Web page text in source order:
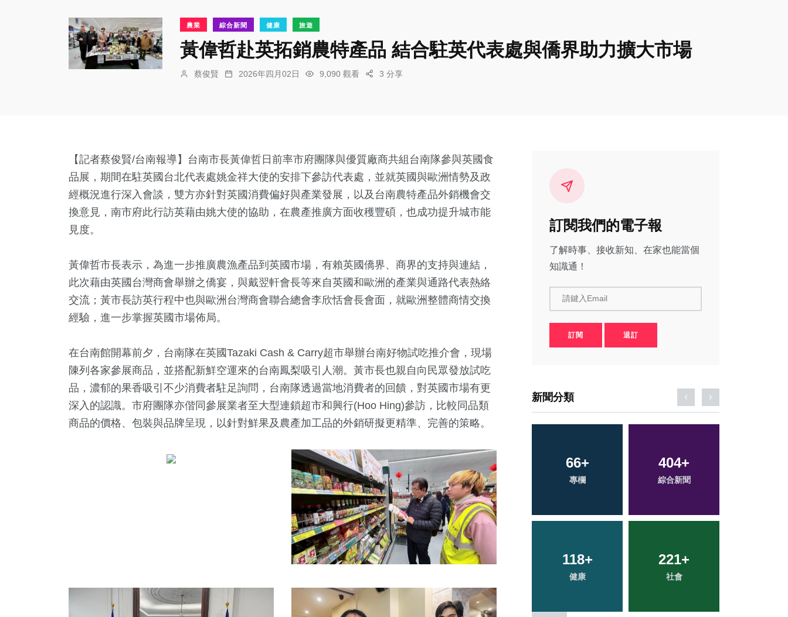
農業 綜合新聞 健康 旅遊
黃偉哲赴英拓銷農特產品 結合駐英代表處與僑界助力擴大市場
蔡俊賢 2026年四月02日 9,090 觀看 3 分享
【記者蔡俊賢/台南報導】台南市長黃偉哲日前率市府團隊與優質廠商共組台南隊參與英國食
品展，期間在駐英國台北代表處姚金祥大使的安排下參訪代表處，並就英國與歐洲情勢及政
經概況進行深入會談，雙方亦針對英國消費偏好與產業發展，以及台南農特產品外銷機會交
換意見，南市府此行訪英藉由姚大使的協助，在農產推廣方面收穫豐碩，也成功提升城市能
見度。
黃偉哲市長表示，為進一步推廣農漁產品到英國市場，有賴英國僑界、商界的支持與連結，
此次藉由英國台灣商會舉辦之僑宴，與戴翌軒會長等來自英國和歐洲的產業與通路代表熱絡
交流；黃市長訪英行程中也與歐洲台灣商會聯合總會李欣恬會長會面，就歐洲整體商情交換
經驗，進一步掌握英國市場佈局。
在台南館開幕前夕，台南隊在英國Tazaki Cash & Carry超市舉辦台南好物試吃推介會，現場
陳列各家參展商品，並搭配新鮮空運來的台南鳳梨吸引人潮。黃市長也親自向民眾發放試吃
品，濃郁的果香吸引不少消費者駐足詢問，台南隊透過當地消費者的回饋，對英國市場有更
深入的認識。市府團隊亦偕同參展業者至大型連鎖超市和興行(Hoo Hing)參訪，比較同品類
商品的價格、包裝與品牌呈現，以針對鮮果及農產加工品的外銷研擬更精準、完善的策略。
訂閱我們的電子報
了解時事、接收新知、在家也能當個
知識通！
請鍵入Email
訂閱 退訂
新聞分類
19+
科技新知
66+
專欄
404+
綜合新聞
118+
健康
221+
社會
37+
宗教
132+
文教
41+
農業
28+
頭條